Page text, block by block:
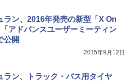
ラン、2016年発売の新型「X On
アドバンスユーザーミーティン
公開
2015年9月12日
ラン、トラック・バス用タイヤ